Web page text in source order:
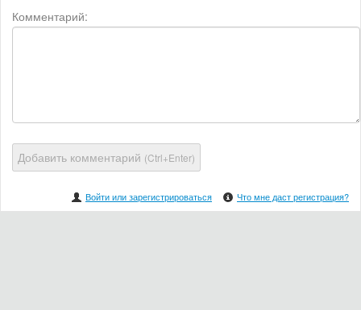
Комментарий:
Добавить комментарий (Ctrl+Enter)
Войти или зарегистрироваться Что мне даст регистрация?